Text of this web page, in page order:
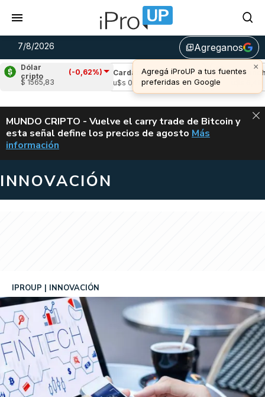
7/8/2026 library_addAgreganos
×
Agregá iProUP a tus fuentes
preferidas en Google
Dólar
cripto
(-0,62%)
$ 1565,83
(-0,85%)
Cardano
(2,51%)
u$s 0,20
Avalanche
u$s 6,49
ALERTA
MUNDO CRIPTO - Vuelve el carry trade de Bitcoin y
esta señal define los precios de agosto VUELVE EL
Más
información
INNOVACIÓN
IPROUP INNOVACIÓN